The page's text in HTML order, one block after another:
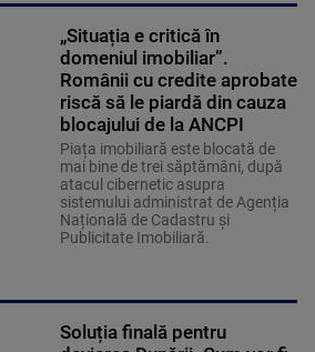
„Situația e critică în
domeniul imobiliar”.
Românii cu credite aprobate
riscă să le piardă din cauza
blocajului de la ANCPI
Piața imobiliară este blocată de
mai bine de trei săptămâni, după
atacul cibernetic asupra
sistemului administrat de Agenția
Națională de Cadastru și
Publicitate Imobiliară.
Soluția finală pentru